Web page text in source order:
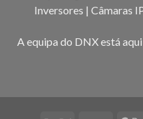
Inversores | Câmaras
A equipa do DNX está